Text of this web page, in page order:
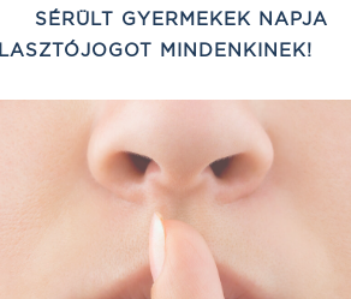
SÉRÜLT GYERMEKEK NAPJA
MINDENKINEK!